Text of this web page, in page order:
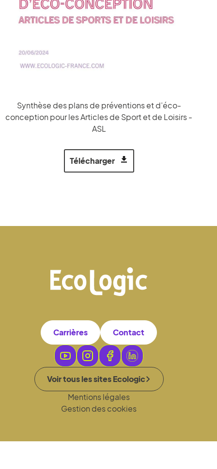
Synthèse des plans de préventions et d’éco-
conception pour les Articles de Sport et de Loisirs -
ASL
Télécharger
Carrières Contact
Voir tous les sites Ecologic
Mentions légales
Gestion des cookies